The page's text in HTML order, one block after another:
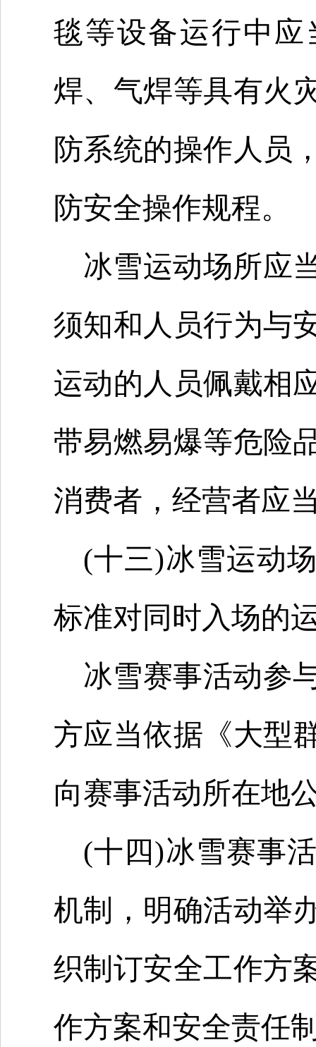
毯等设备运行中
焊、气焊等具有火
防系统的操作人员
防安全操作规程。
冰雪运动场所应
须知和人员行为与
运动的人员佩戴相
带易燃易爆等危险
消费者，经营者应
(十三)冰雪运动
标准对同时入场的
冰雪赛事活动参
方应当依据《大型
向赛事活动所在地
(十四)冰雪赛事
机制，明确活动举
织制订安全工作方
作方案和安全责任